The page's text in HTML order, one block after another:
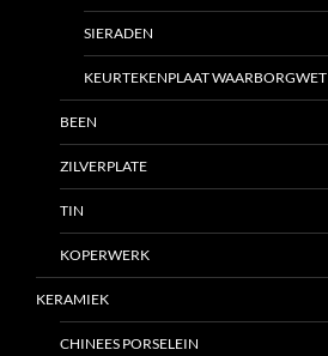
SIERADEN
KEURTEKENPLAAT WAARBORGWET
BEEN
ZILVERPLATE
TIN
KOPERWERK
KERAMIEK
CHINEES PORSELEIN